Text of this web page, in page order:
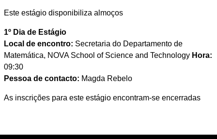
Este estágio disponibiliza almoços
1º Dia de Estágio
Local de encontro: Secretaria do Departamento de
Matemática, NOVA School of Science and Technology Hora:
09:30
Pessoa de contacto: Magda Rebelo
As inscrições para este estágio encontram-se encerradas